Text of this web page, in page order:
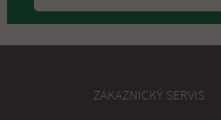
ZÁKAZNICKÝ SERVIS